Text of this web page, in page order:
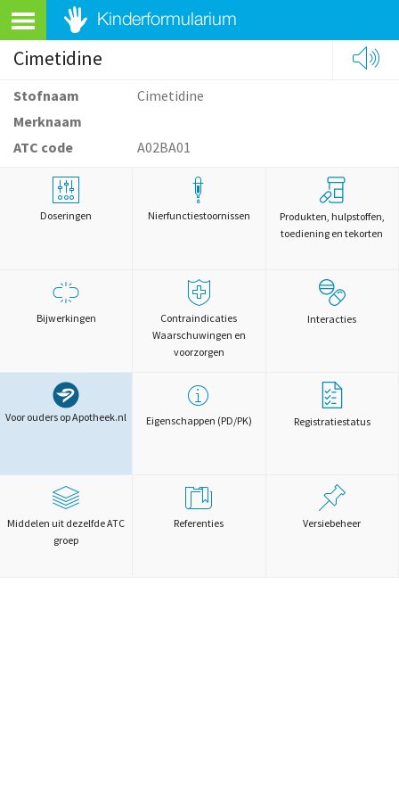
Cimetidine
Stofnaam
Cimetidine
Merknaam
ATC code
A02BA01
Doseringen Nierfunctiestoornissen
Produkten, hulpstoffen,
toediening en tekorten
Bijwerkingen
Contraindicaties
Waarschuwingen en
voorzorgen
Interacties
Voor ouders op Apotheek.nl Eigenschappen (PD/PK) Registratiestatus
Middelen uit dezelfde ATC
groep
Referenties Versiebeheer